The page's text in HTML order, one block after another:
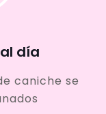
día
caniche se